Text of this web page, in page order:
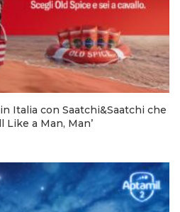
Italia con Saatchi&Saatchi che
Like a Man, Man’